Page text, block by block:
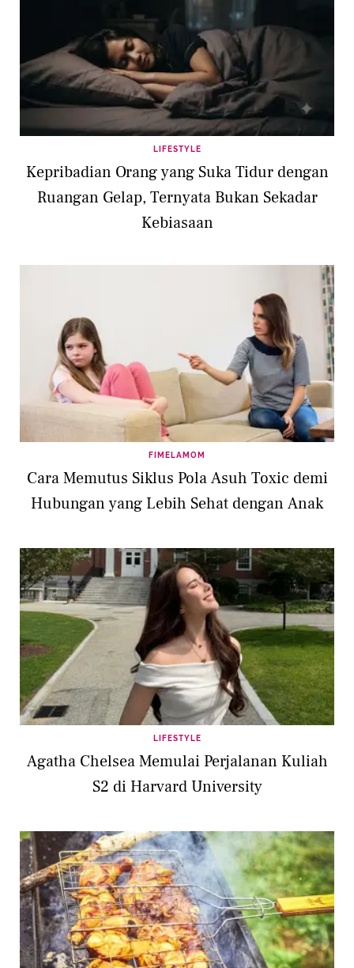
LIFESTYLE
Kepribadian Orang yang Suka Tidur dengan
Ruangan Gelap, Ternyata Bukan Sekadar
Kebiasaan
FIMELAMOM
Cara Memutus Siklus Pola Asuh Toxic demi
Hubungan yang Lebih Sehat dengan Anak
LIFESTYLE
Agatha Chelsea Memulai Perjalanan Kuliah
S2 di Harvard University